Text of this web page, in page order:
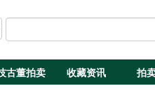
古董拍卖 收藏资讯 拍